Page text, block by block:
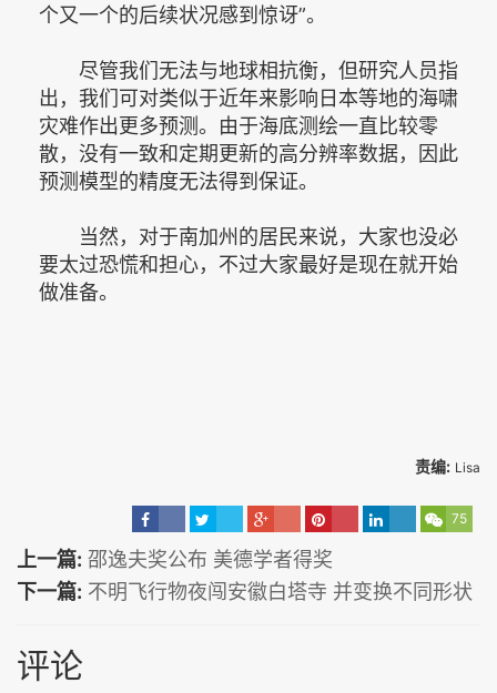
个又一个的后续状况感到惊讶”。
尽管我们无法与地球相抗衡，但研究人员指
出，我们可对类似于近年来影响日本等地的海啸
灾难作出更多预测。由于海底测绘一直比较零
散，没有一致和定期更新的高分辨率数据，因此
预测模型的精度无法得到保证。
当然，对于南加州的居民来说，大家也没必
要太过恐慌和担心，不过大家最好是现在就开始
做准备。
责编: Lisa
75
上一篇: 邵逸夫奖公布 美德学者得奖
下一篇: 不明飞行物夜闯安徽白塔寺 并变换不同形状
评论